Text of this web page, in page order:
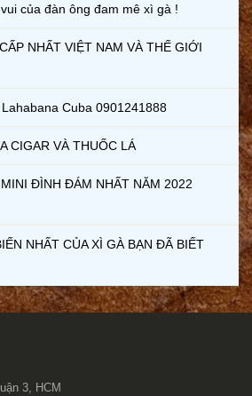
của đàn ông đam mê xì gà !
NHẤT VIỆT NAM VÀ THẾ GIỚI
Cuba 0901241888
CIGAR VÀ THUỐC LÁ
ĐÌNH ĐÁM NHẤT NĂM 2022
NHẤT CỦA XÌ GÀ BẠN ĐÃ BIẾT
3, HCM